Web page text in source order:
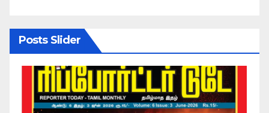
Posts Slider